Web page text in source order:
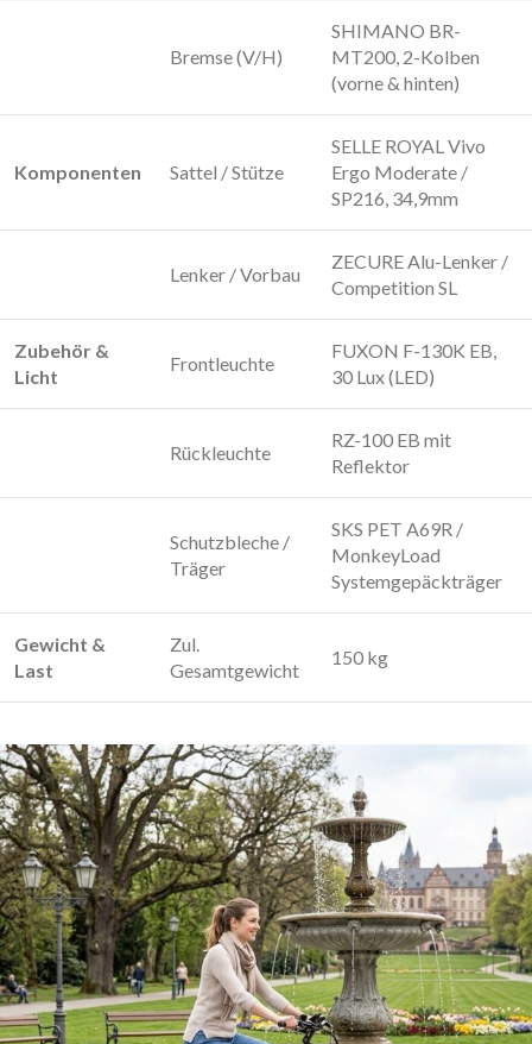
Bremse (V/H)
SHIMANO BR-
MT200, 2-Kolben
(vorne & hinten)
Komponenten Sattel / Stütze
SELLE ROYAL Vivo
Ergo Moderate /
SP216, 34,9mm
Lenker / Vorbau
ZECURE Alu-Lenker /
Competition SL
Zubehör &
Licht
Frontleuchte
FUXON F-130K EB,
30 Lux (LED)
Rückleuchte
RZ-100 EB mit
Reflektor
Schutzbleche /
Träger
SKS PET A69R /
MonkeyLoad
Systemgepäckträger
Gewicht &
Last
Zul.
Gesamtgewicht
150 kg